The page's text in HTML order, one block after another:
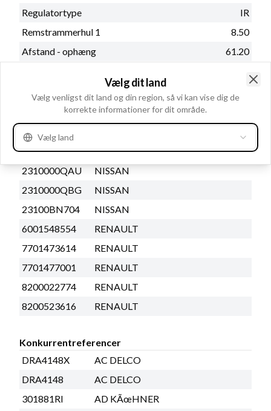
Regulatortype
IR
Remstrammerhul 1
8.50
Afstand - ophæng
61.20
Se mere
OEM nummer
2310000QAU
NISSAN
2310000QBG
NISSAN
23100BN704
NISSAN
6001548554
RENAULT
7701473614
RENAULT
7701477001
RENAULT
8200022774
RENAULT
8200523616
RENAULT
Konkurrentreferencer
DRA4148X
AC DELCO
DRA4148
AC DELCO
301881RI
AD KÃœHNER
Vælg dit land
Vælg venligst dit land og din region, så vi kan vise dig de
korrekte informationer for dit område.
Vælg land